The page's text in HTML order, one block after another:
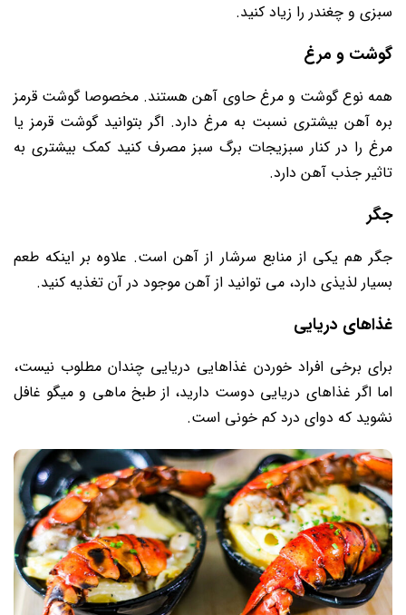
سبزی و چغندر را زیاد کنید.
گوشت و مرغ
همه نوع گوشت و مرغ حاوی آهن هستند. مخصوصا گوشت قرمز
بره آهن بیشتری نسبت به مرغ دارد. اگر بتوانید گوشت قرمز یا
مرغ را در کنار سبزیجات برگ سبز مصرف کنید کمک بیشتری به
تاثیر جذب آهن دارد.
جگر
جگر هم یکی از منابع سرشار از آهن است. علاوه بر اینکه طعم
بسیار لذیذی دارد، می توانید از آهن موجود در آن تغذیه کنید.
غذاهای دریایی
برای برخی افراد خوردن غذاهایی دریایی چندان مطلوب نیست،
اما اگر غذاهای دریایی دوست دارید، از طبخ ماهی و میگو غافل
نشوید که دوای درد کم خونی است.